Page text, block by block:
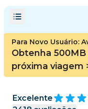
Para Novo Usuário:
Obtenha 500MB
próxima viagem
Excelente